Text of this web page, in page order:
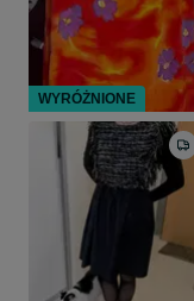
WYRÓŻNIONE